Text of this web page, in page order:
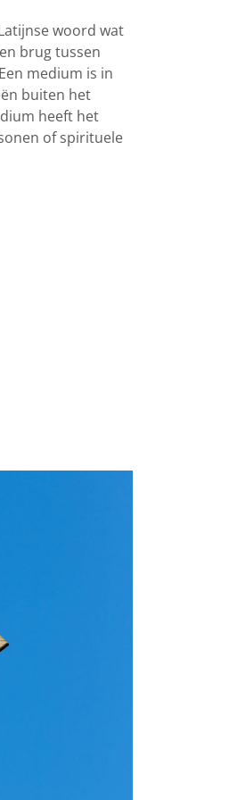
woord wat
brug tussen
medium is in
buiten het
heeft het
of spirituele